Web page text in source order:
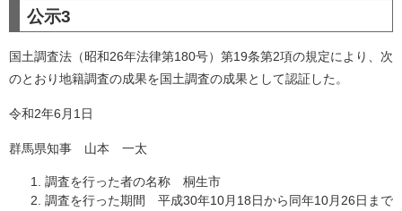
公示3
国土調査法（昭和26年法律第180号）第19条第2項の規定により、次
のとおり地籍調査の成果を国土調査の成果として認証した。
令和2年6月1日
群馬県知事 山本 一太
調査を行った者の名称 桐生市
調査を行った期間 平成30年10月18日から同年10月26日まで